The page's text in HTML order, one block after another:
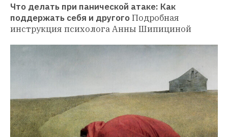
Что делать при панической атаке: Как
поддержать себя и другогоПодробная
инструкция психолога Анны Шипициной